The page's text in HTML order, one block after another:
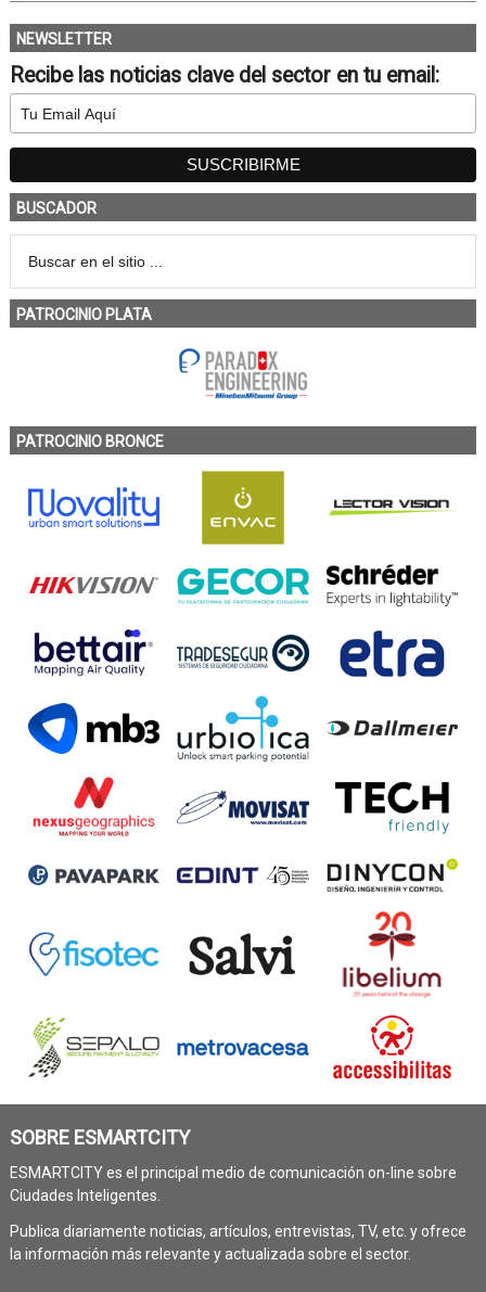
NEWSLETTER
Recibe las noticias clave del sector en tu email:
BUSCADOR
PATROCINIO PLATA
PATROCINIO BRONCE
SOBRE ESMARTCITY
ESMARTCITY es el principal medio de comunicación on-line sobre
Ciudades Inteligentes.
Publica diariamente noticias, artículos, entrevistas, TV, etc. y ofrece
la información más relevante y actualizada sobre el sector.